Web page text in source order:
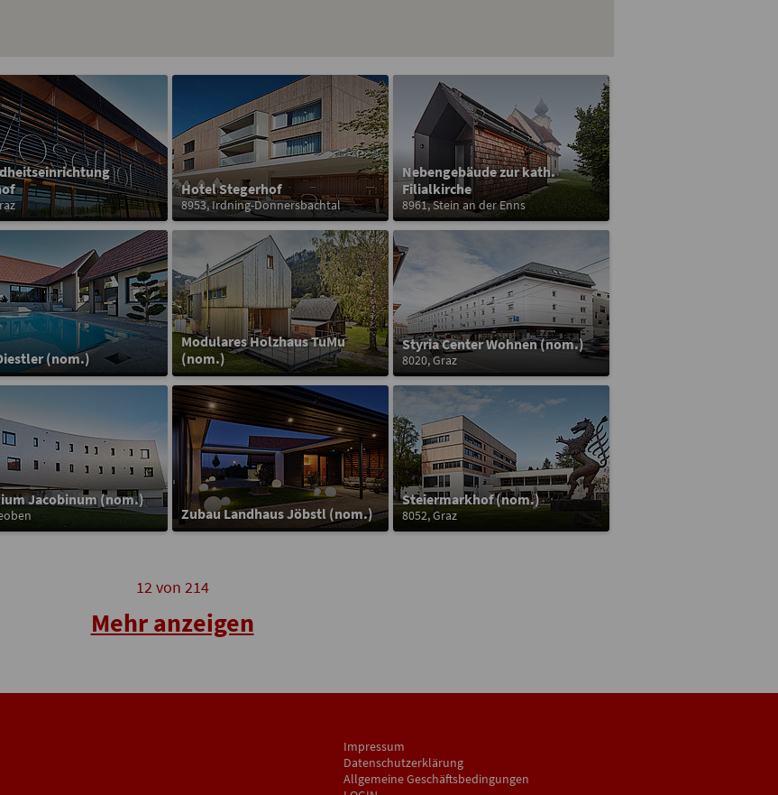
Hotel Stegerhof
8953, Irdning-Donnersbachtal
Nebengebäude zur kath.
Filialkirche
8961, Stein an der Enns
(nom.)
Modulares Holzhaus TuMu
(nom.)
Styria Center Wohnen (nom.)
8020, Graz
Jacobinum (nom.)
Zubau Landhaus Jöbstl (nom.)
Steiermarkhof (nom.)
8052, Graz
12 von 214
Mehr anzeigen
Impressum
Datenschutzerklärung
Allgemeine Geschäftsbedingungen